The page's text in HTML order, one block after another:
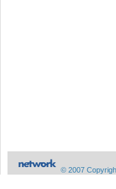
© 2007